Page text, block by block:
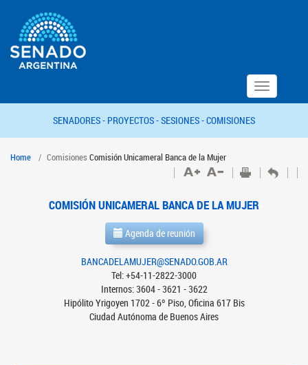
Toggle
navigation
SENADORES - PROYECTOS -SESIONES -COMISIONES
Home Comisiones Comisión Unicameral Banca de la Mujer
COMISIÓN UNICAMERAL BANCA DE LA MUJER
Agenda de reunión
BANCADELAMUJER@SENADO.GOB.AR
Tel: +54-11-2822-3000
Internos: 3604 - 3621 - 3622
Hipólito Yrigoyen 1702 - 6º Piso, Oficina 617 Bis
Ciudad Autónoma de Buenos Aires